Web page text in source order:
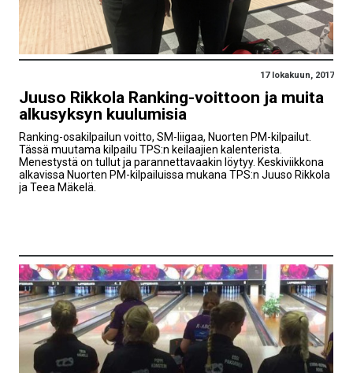
17 lokakuun, 2017
Juuso Rikkola Ranking-voittoon ja muita
alkusyksyn kuulumisia
Ranking-osakilpailun voitto, SM-liigaa, Nuorten PM-kilpailut.
Tässä muutama kilpailu TPS:n keilaajien kalenterista.
Menestystä on tullut ja parannettavaakin löytyy. Keskiviikkona
alkavissa Nuorten PM-kilpailuissa mukana TPS:n Juuso Rikkola
ja Teea Mäkelä.